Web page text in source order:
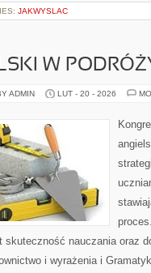
JAKWYSLAC
W
ADMIN LUT - 20 - 2026
skuteczność nauczania oraz
i wyrażenia i